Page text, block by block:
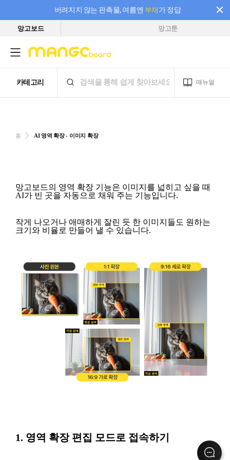
버려지지 않는 판촉물, 여름엔 부채가 정답
필요한 만큼 충전하고 끊김 없이 작업하세요! 새로워진 AI 부스터 요금제
망고보드 망고툰
홈 AI 영역 확장 - 이미지 확장
망고보드의 영역 확장 기능은 이미지를 넓히고 싶을 때
AI가 빈 곳을 자동으로 채워 주는 기능입니다.
작게 나오거나 애매하게 잘린 듯 한 이미지들도 원하는
크기와 비율로 만들어 낼 수 있습니다.
1. 영역 확장 편집 모드로 접속하기